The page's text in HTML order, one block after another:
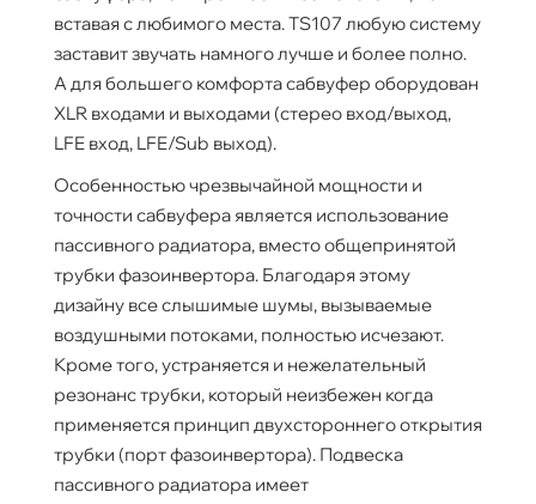
вставая с любимого места. TS107 любую систему
заставит звучать намного лучше и более полно.
А для большего комфорта сабвуфер оборудован
XLR входами и выходами (стерео вход/выход,
LFE вход, LFE/Sub выход).
Особенностью чрезвычайной мощности и
точности сабвуфера является использование
пассивного радиатора, вместо общепринятой
трубки фазоинвертора. Благодаря этому
дизайну все слышимые шумы, вызываемые
воздушными потоками, полностью исчезают.
Кроме того, устраняется и нежелательный
резонанс трубки, который неизбежен когда
применяется принцип двухстороннего открытия
трубки (порт фазоинвертора). Подвеска
пассивного радиатора имеет